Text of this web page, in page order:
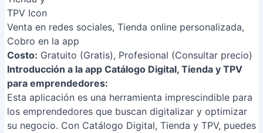
Venta en redes sociales, Tienda online personalizada,
Cobro en la app
Costo: Gratuito (Gratis), Profesional (Consultar precio)
Introducción a la app Catálogo Digital, Tienda y TPV
para emprendedores:
Esta aplicación es una herramienta imprescindible para
los emprendedores que buscan digitalizar y optimizar
su negocio. Con Catálogo Digital, Tienda y TPV, puedes